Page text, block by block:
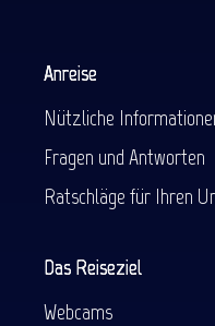
Anreise
Nützliche
Fragen und Antworten
Ratschläge für Ihren
Das Reiseziel
Webcams